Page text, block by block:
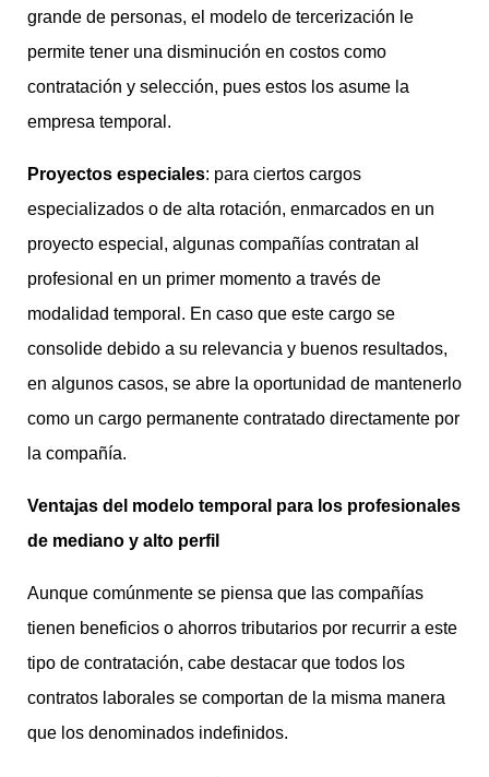
grande de personas, el modelo de tercerización le
permite tener una disminución en costos como
contratación y selección, pues estos los asume la
empresa temporal.
Proyectos especiales: para ciertos cargos
especializados o de alta rotación, enmarcados en un
proyecto especial, algunas compañías contratan al
profesional en un primer momento a través de
modalidad temporal. En caso que este cargo se
consolide debido a su relevancia y buenos resultados,
en algunos casos, se abre la oportunidad de mantenerlo
como un cargo permanente contratado directamente por
la compañía.
Ventajas del modelo temporal para los profesionales
de mediano y alto perfil
Aunque comúnmente se piensa que las compañías
tienen beneficios o ahorros tributarios por recurrir a este
tipo de contratación, cabe destacar que todos los
contratos laborales se comportan de la misma manera
que los denominados indefinidos.